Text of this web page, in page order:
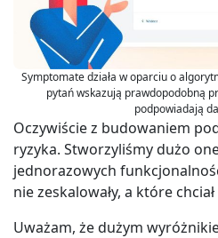
Symptomate działa w oparciu o
pytań wskazują prawdopodobną
podpowiadają
Oczywiście z budowaniem
ryzyka. Stworzyliśmy dużo
jednorazowych
nie zeskalowały, a które
Uważam, że dużym